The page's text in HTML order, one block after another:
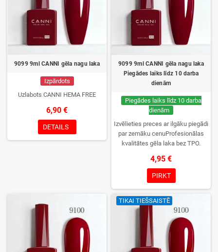
9099 9ml CANNI gēla nagu laka
Izpārdots
Uzlabots CANNI HEMA FREE
6,90 €
DETAILS
9099 9ml CANNI gēla nagu laka
Piegādes laiks līdz 10 darba
dienām
Piegādes laiks līdz 10 darba
dienām
Izvēlieties preces ar ilgāku piegādi
par zemāku cenuProfesionālas
kvalitātes gēla laka bez TPO.
izvēle, lieliska sacietēšana
UV/LED lampās un ilgstoša
noturība. Katrs flakons iepakots
kastītē – pirmo reizi to atvērsiet
tikai jūs.
4,95 €
PIRKT
TIKAI TIEŠSAISTĒ